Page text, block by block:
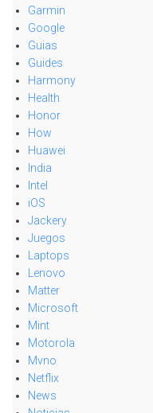
Garmin
Google
Guias
Guides
Harmony
Health
Honor
How
Huawei
India
Intel
iOS
Jackery
Juegos
Laptops
Lenovo
Matter
Microsoft
Mint
Motorola
Mvno
Netflix
News